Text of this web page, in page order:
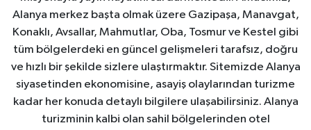
Alanya merkez başta olmak üzere Gazipaşa, Manavgat,
Konaklı, Avsallar, Mahmutlar, Oba, Tosmur ve Kestel gibi
tüm bölgelerdeki en güncel gelişmeleri tarafsız, doğru
ve hızlı bir şekilde sizlere ulaştırmaktır. Sitemizde Alanya
siyasetinden ekonomisine, asayiş olaylarından turizme
kadar her konuda detaylı bilgilere ulaşabilirsiniz. Alanya
turizminin kalbi olan sahil bölgelerinden otel